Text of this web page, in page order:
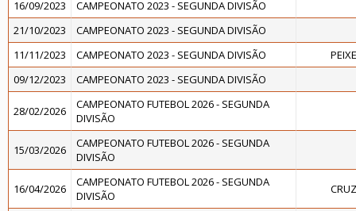
16/09/2023
CAMPEONATO 2023 - SEGUNDA DIVISÃO
21/10/2023
CAMPEONATO 2023 - SEGUNDA DIVISÃO
11/11/2023
CAMPEONATO 2023 - SEGUNDA DIVISÃO
09/12/2023
CAMPEONATO 2023 - SEGUNDA DIVISÃO
28/02/2026
CAMPEONATO FUTEBOL 2026 - SEGUNDA
DIVISÃO
15/03/2026
CAMPEONATO FUTEBOL 2026 - SEGUNDA
DIVISÃO
16/04/2026
CAMPEONATO FUTEBOL 2026 - SEGUNDA
DIVISÃO